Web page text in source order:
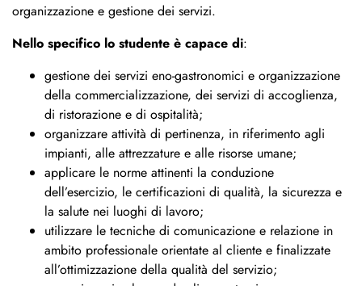
organizzazione e gestione dei servizi.
Nello specifico lo studente è capace di:
gestione dei servizi eno-gastronomici e organizzazione
della commercializzazione, dei servizi di accoglienza,
di ristorazione e di ospitalità;
organizzare attività di pertinenza, in riferimento agli
impianti, alle attrezzature e alle risorse umane;
applicare le norme attinenti la conduzione
dell’esercizio, le certificazioni di qualità, la sicurezza e
la salute nei luoghi di lavoro;
utilizzare le tecniche di comunicazione e relazione in
ambito professionale orientate al cliente e finalizzate
all’ottimizzazione della qualità del servizio;